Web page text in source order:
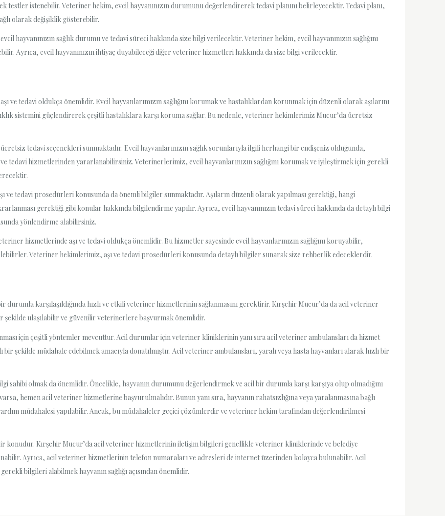
testler istenebilir. Veteriner hekim, evcil hayvanınızın durumunu değerlendirerek tedavi planını belirleyecektir. Tedavi planı,
olarak değişiklik gösterebilir.
hayvanınızın sağlık durumu ve tedavi süreci hakkında size bilgi verilecektir. Veteriner hekim, evcil hayvanınızın sağlığını
Ayrıca, evcil hayvanınızın ihtiyaç duyabileceği diğer veteriner hizmetleri hakkında da size bilgi verilecektir.
ve tedavi oldukça önemlidir. Evcil hayvanlarımızın sağlığını korumak ve hastalıklardan korunmak için düzenli olarak aşılarını
sistemini güçlendirerek çeşitli hastalıklara karşı koruma sağlar. Bu nedenle, veteriner hekimlerimiz Mucur’da ücretsiz
tedavi seçenekleri sunmaktadır. Evcil hayvanlarınızın sağlık sorunlarıyla ilgili herhangi bir endişeniz olduğunda,
tedavi hizmetlerinden yararlanabilirsiniz. Veterinerlerimiz, evcil hayvanlarınızın sağlığını korumak ve iyileştirmek için gerekli
ve tedavi prosedürleri konusunda da önemli bilgiler sunmaktadır. Aşıların düzenli olarak yapılması gerektiği, hangi
gerektiği gibi konular hakkında bilgilendirme yapılır. Ayrıca, evcil hayvanınızın tedavi süreci hakkında da detaylı bilgi
yönlendirme alabilirsiniz.
hizmetlerinde aşı ve tedavi oldukça önemlidir. Bu hizmetler sayesinde evcil hayvanlarınızın sağlığını koruyabilir,
Veteriner hekimlerimiz, aşı ve tedavi prosedürleri konusunda detaylı bilgiler sunarak size rehberlik edeceklerdir.
karşılaşıldığında hızlı ve etkili veteriner hizmetlerinin sağlanmasını gerektirir. Kırşehir Mucur’da da acil veteriner
şekilde ulaşılabilir ve güvenilir veterinerlere başvurmak önemlidir.
için çeşitli yöntemler mevcuttur. Acil durumlar için veteriner kliniklerinin yanı sıra acil veteriner ambulansları da hizmet
şekilde müdahale edebilmek amacıyla donatılmıştır. Acil veteriner ambulansları, yaralı veya hasta hayvanları alarak hızlı bir
sahibi olmak da önemlidir. Öncelikle, hayvanın durumunu değerlendirmek ve acil bir durumla karşı karşıya olup olmadığını
hemen acil veteriner hizmetlerine başvurulmalıdır. Bunun yanı sıra, hayvanın rahatsızlığına veya yaralanmasına bağlı
müdahalesi yapılabilir. Ancak, bu müdahaleler geçici çözümlerdir ve veteriner hekim tarafından değerlendirilmesi
konudur. Kırşehir Mucur’da acil veteriner hizmetlerinin iletişim bilgileri genellikle veteriner kliniklerinde ve belediye
Ayrıca, acil veteriner hizmetlerinin telefon numaraları ve adresleri de internet üzerinden kolayca bulunabilir. Acil
bilgileri alabilmek hayvanın sağlığı açısından önemlidir.